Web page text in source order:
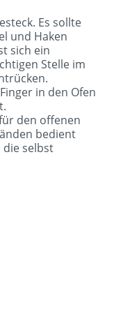
Es sollte
und Haken
sich ein
Stelle im
in den Ofen
den offenen
bedient
selbst